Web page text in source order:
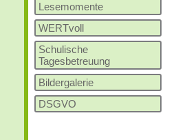
Lesemomente
WERTvoll
Schulische
Tagesbetreuung
Bildergalerie
DSGVO